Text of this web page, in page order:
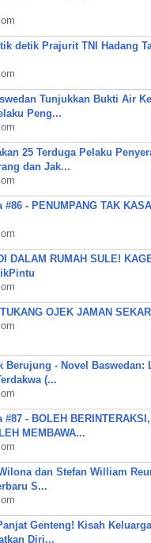
detik Prajurit TNI Hadang
Tunjukkan Bukti Air
Peng...
25 Terduga Pelaku
dan Jak...
- PENUMPANG TAK
DALAM RUMAH SULE!
OJEK JAMAN
Berujung - Novel Baswedan:
(...
- BOLEH
MEMBAWA...
dan Stefan William
S...
Genteng! Kisah
Diri...